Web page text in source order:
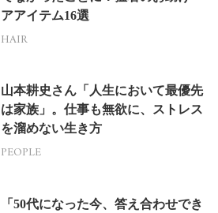
アアイテム16選
HAIR
山本耕史さん「人生において最優先
は家族」。仕事も無欲に、ストレス
を溜めない生き方
PEOPLE
「50代になった今、答え合わせでき